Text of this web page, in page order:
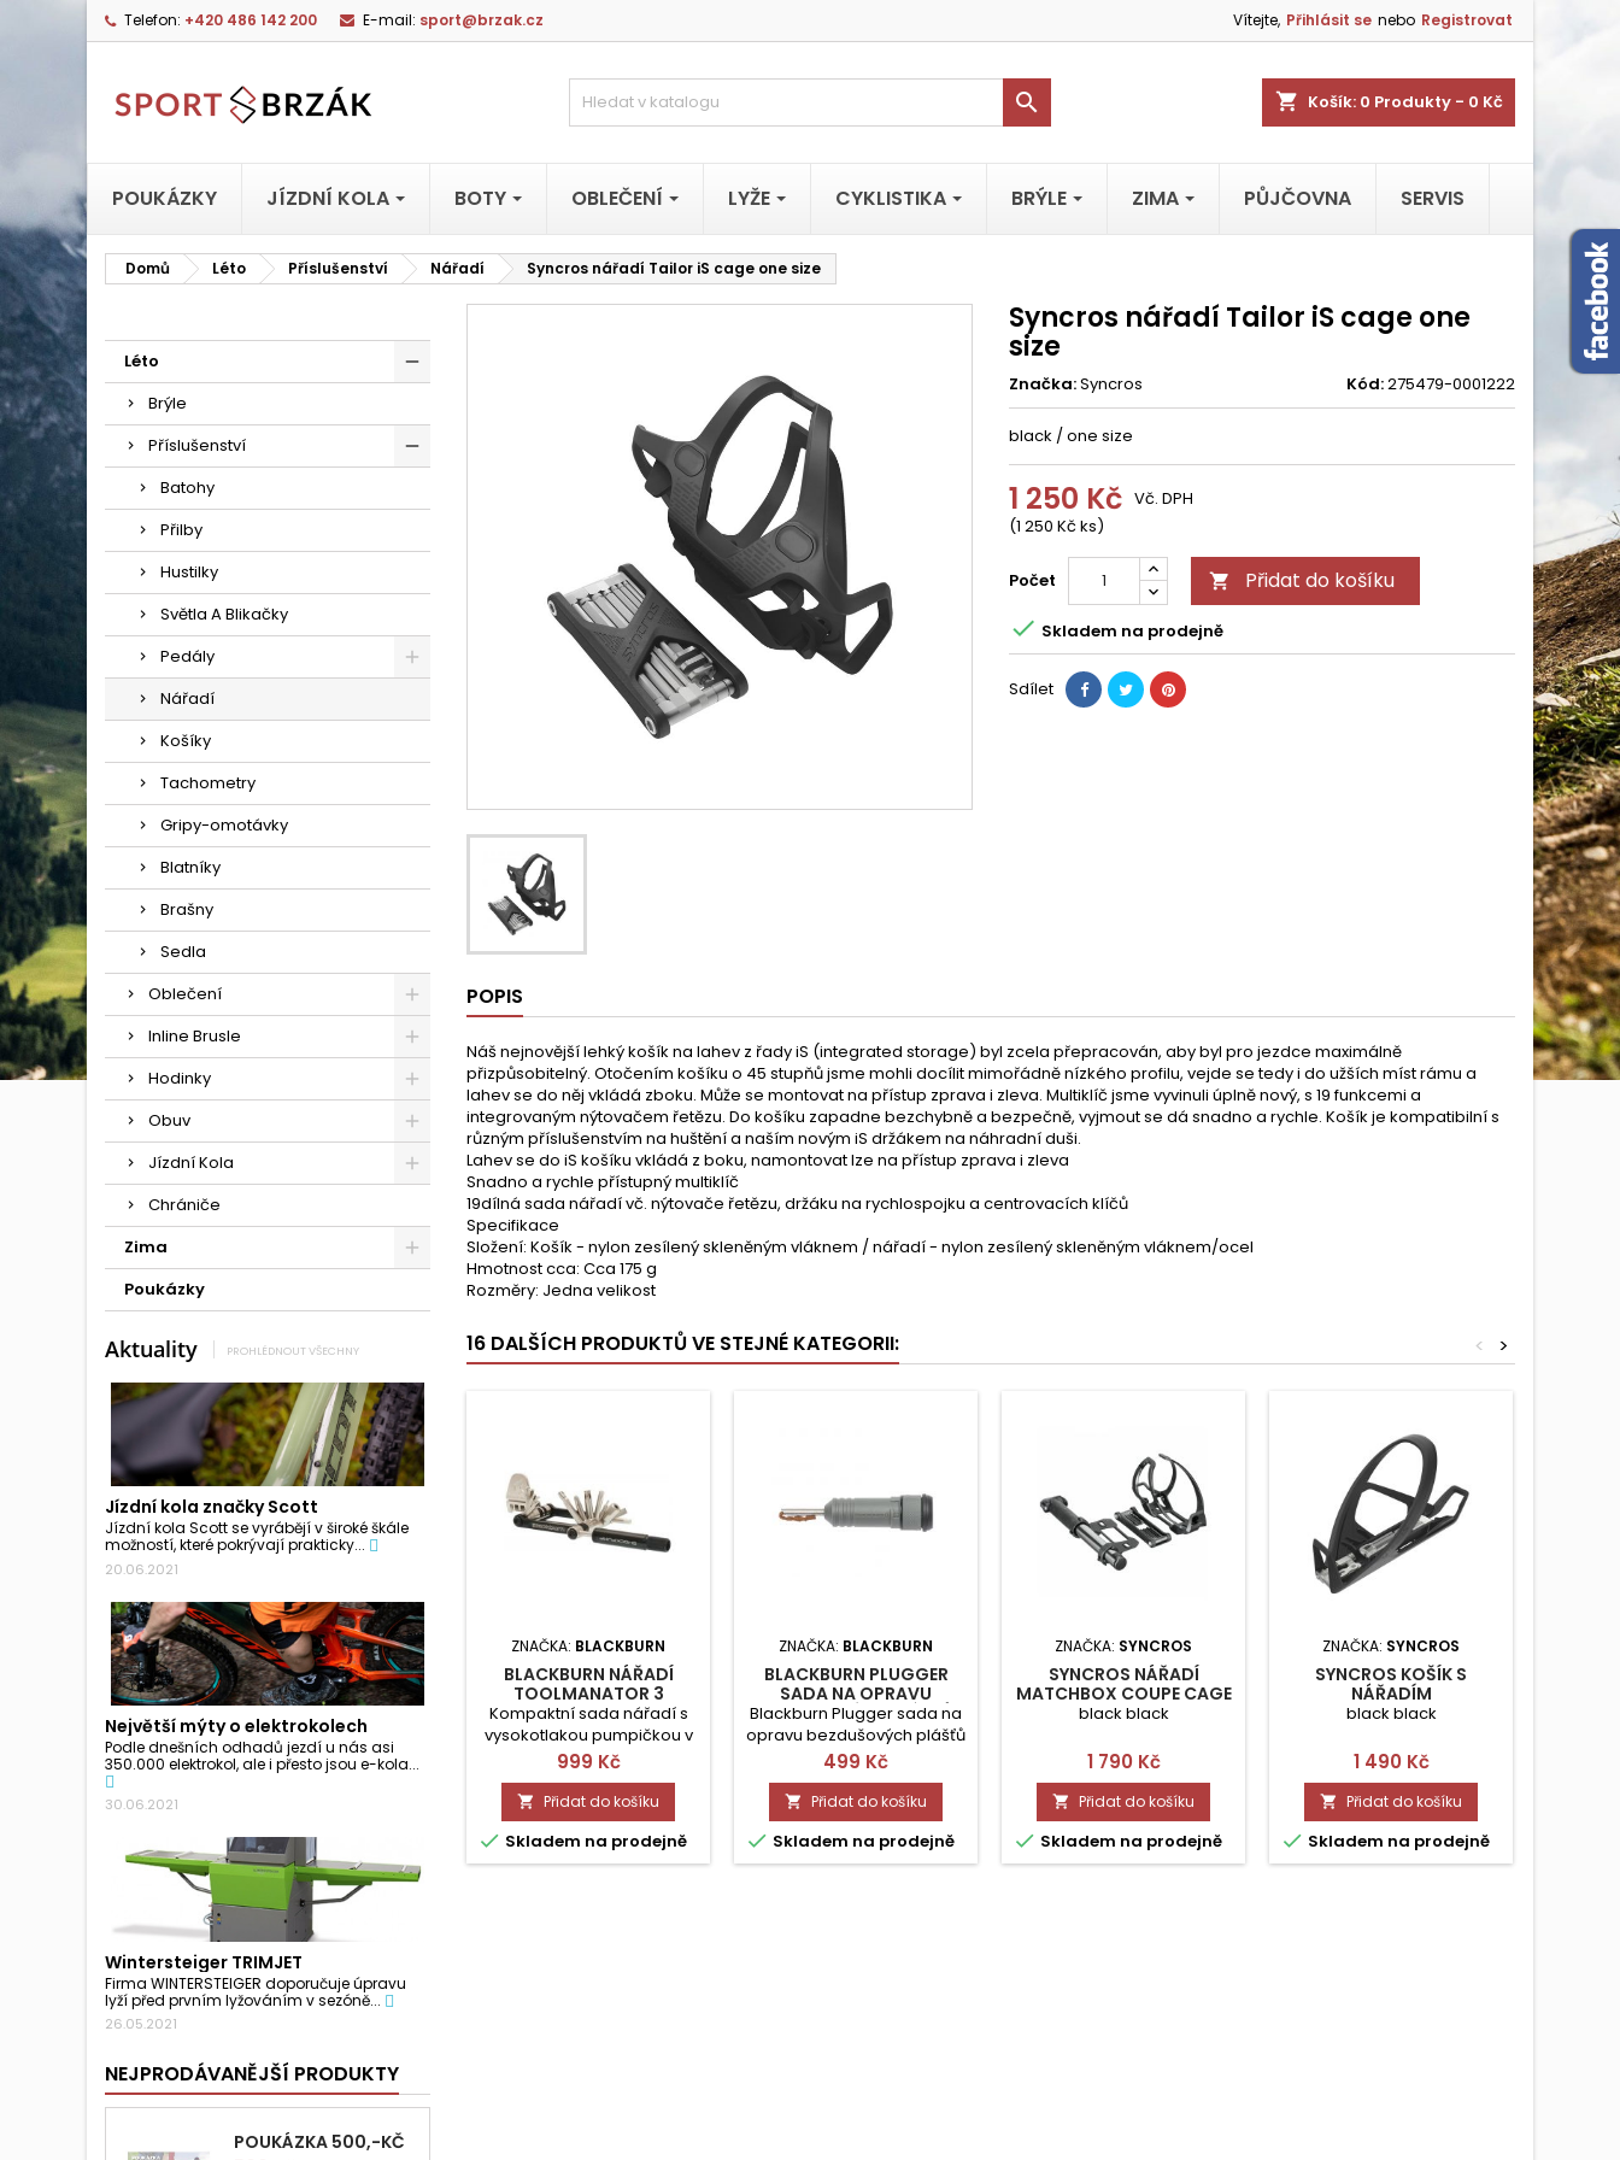
Telefon: +420 486 142 200 E-mail: sport@brzak.cz Vítejte, Přihlásit se nebo Registrovat
shopping_cart Košík: 0 Produkty - 0 Kč

POUKÁZKY JÍZDNÍ KOLA BOTY OBLEČENÍ LYŽE CYKLISTIKA BRÝLE ZIMA PŮJČOVNA SERVIS
Domů Léto Příslušenství Nářadí Syncros nářadí Tailor iS cage one size
Léto
Brýle
Příslušenství
Batohy
Přilby
Hustilky
Světla A Blikačky
Pedály
Nářadí
Košíky
Tachometry
Gripy-omotávky
Blatníky
Brašny
Sedla
Oblečení
Inline Brusle
Hodinky
Obuv
Jízdní Kola
Chrániče
Zima
Poukázky
Aktuality PROHLÉDNOUT VŠECHNY
Jízdní kola značky Scott
Jízdní kola Scott se vyrábějí v široké škále
možností, které pokrývají prakticky...
20.06.2021
Největší mýty o elektrokolech
Podle dnešních odhadů jezdí u nás asi
350.000 elektrokol, ale i přesto jsou e-kola...
30.06.2021
Wintersteiger TRIMJET
Firma WINTERSTEIGER doporučuje úpravu
lyží před prvním lyžováním v sezóně...
26.05.2021
NEJPRODÁVANĚJŠÍ PRODUKTY
POUKÁZKA 500,-KČ
Syncros nářadí Tailor iS cage one
size
Značka:Syncros Kód:275479-0001222
black / one size
1 250 Kč
(1 250 Kč ks)
Vč. DPH
Počet  Přidat do košíku
 Skladem na prodejně
Sdílet
POPIS
Náš nejnovější lehký košík na lahev z řady iS (integrated storage) byl zcela přepracován, aby byl pro jezdce maximálně
přizpůsobitelný. Otočením košíku o 45 stupňů jsme mohli docílit mimořádně nízkého profilu, vejde se tedy i do užších míst rámu a
lahev se do něj vkládá zboku. Může se montovat na přístup zprava i zleva. Multiklíč jsme vyvinuli úplně nový, s 19 funkcemi a
integrovaným nýtovačem řetězu. Do košíku zapadne bezchybně a bezpečně, vyjmout se dá snadno a rychle. Košík je kompatibilní s
různým příslušenstvím na huštění a naším novým iS držákem na náhradní duši.
Lahev se do iS košíku vkládá z boku, namontovat lze na přístup zprava i zleva
Snadno a rychle přístupný multiklíč
19dílná sada nářadí vč. nýtovače řetězu, držáku na rychlospojku a centrovacích klíčů
Specifikace
Složení: Košík - nylon zesílený skleněným vláknem / nářadí - nylon zesílený skleněným vláknem/ocel
Hmotnost cca: Cca 175 g
Rozměry: Jedna velikost
16 DALŠÍCH PRODUKTŮ VE STEJNÉ KATEGORII: >
<
ZNAČKA: BLACKBURN
BLACKBURN NÁŘADÍ
TOOLMANATOR 3
Kompaktní sada nářadí s
vysokotlakou pumpičkou v
neoprénovém pouzdru.
Cena
999 Kč
 Přidat do košíku
 Skladem na prodejně
ZNAČKA: BLACKBURN
BLACKBURN PLUGGER
SADA NA OPRAVU
BEZDUŠOVÝCH PLÁŠŤŮ
Blackburn Plugger sada na
opravu bezdušových plášťů
Cena
499 Kč
 Přidat do košíku
 Skladem na prodejně
ZNAČKA: SYNCROS
SYNCROS NÁŘADÍ
MATCHBOX COUPE CAGE
2.0HP
black black
Cena
1 790 Kč
 Přidat do košíku
 Skladem na prodejně
ZNAČKA: SYNCROS
SYNCROS KOŠÍK S
NÁŘADÍM
black black
Cena
1 490 Kč
 Přidat do košíku
 Skladem na prodejně